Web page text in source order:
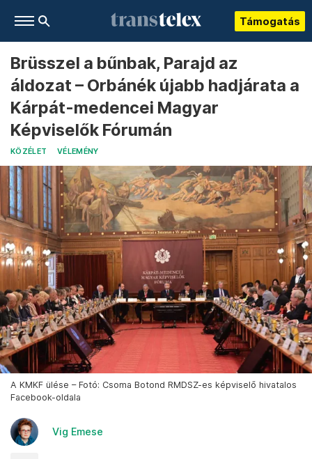
Támogatás
Brüsszel a bűnbak, Parajd az
áldozat – Orbánék újabb hadjárata a
Kárpát-medencei Magyar
Képviselők Fórumán
KÖZÉLET VÉLEMÉNY
A KMKF ülése – Fotó: Csoma Botond RMDSZ-es képviselő hivatalos
Facebook-oldala
Vig Emese